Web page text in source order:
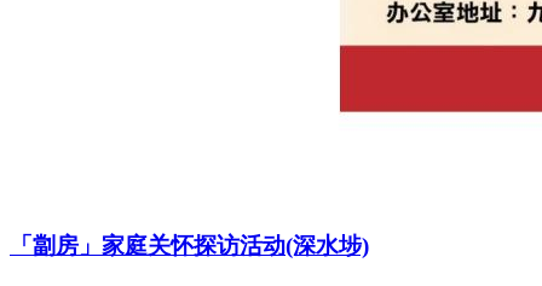
「劏房」家庭关怀探访活动(深水埗)